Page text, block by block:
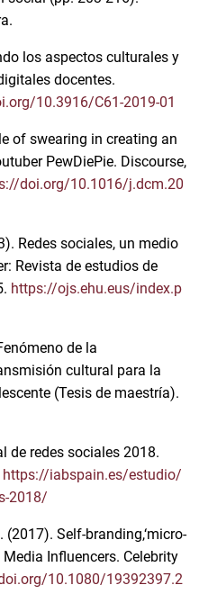
los aspectos culturales y
docentes.
10.3916/C61-2019-01
of swearing in creating an
PewDiePie. Discourse,
doi.org/10.1016/j.dcm.20
Redes sociales, un medio
Revista de estudios de
https://ojs.ehu.eus/index.p
de la
cultural para la
(Tesis de maestría).
de redes sociales 2018.
https://iabspain.es/estudio/
2018/
(2017). Self-branding,‘micro-
Influencers. Celebrity
10.1080/19392397.2